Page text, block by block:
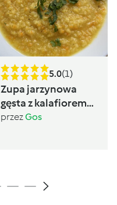
5.0(1)
Zupa jarzynowa
gęsta z kalafiorem
(post Dąbrowskiej)
przezGos